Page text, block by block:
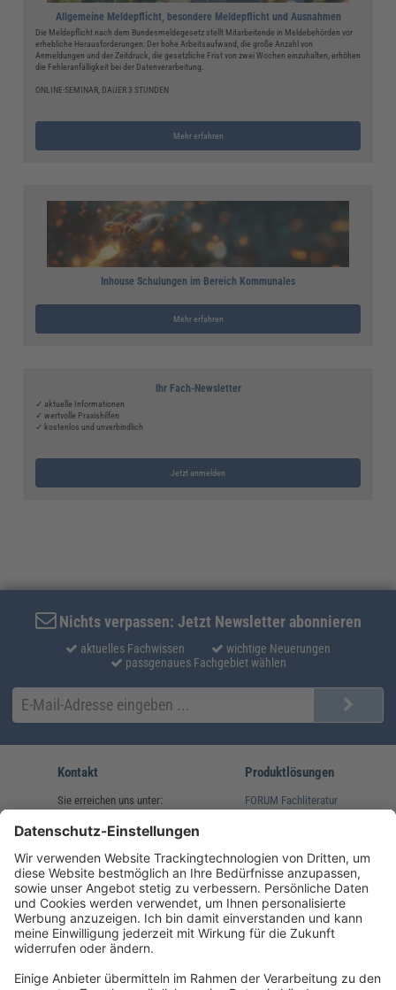
Allgemeine Meldepflicht, besondere Meldepflicht und Ausnahmen
Die Meldepflicht nach dem Bundesmeldegesetz stellt Mitarbeitende in Meldebehörden vor
erhebliche Herausforderungen: Der hohe Arbeitsaufwand, die große Anzahl von
Anmeldungen und der Zeitdruck, die gesetzliche Frist von zwei Wochen einzuhalten, erhöhen
die Fehleranfälligkeit bei der Datenverarbeitung.
ONLINE-SEMINAR, DAUER 3 STUNDEN
Mehr erfahren
Inhouse Schulungen im Bereich Kommunales
Mehr erfahren
Ihr Fach-Newsletter
✓ aktuelle Informationen
✓ wertvolle Praxishilfen
✓ kostenlos und unverbindlich
Jetzt anmelden
Nichts verpassen: Jetzt Newsletter abonnieren
aktuelles Fachwissen
wichtige Neuerungen
passgenaues Fachgebiet wählen
Kontakt
Sie erreichen uns unter:
(08233) 38 11 23
service@forum-verlag.com
Mo-Do 07:30 - 17:00 Uhr
Fr 07:30 - 15:00 Uhr
Produktlösungen
FORUM Fachliteratur
Folgen Sie uns